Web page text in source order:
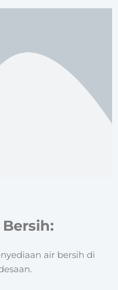
air bersih di